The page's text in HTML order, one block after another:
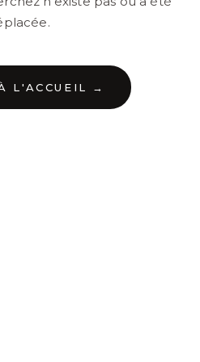
L'ACCUEIL →